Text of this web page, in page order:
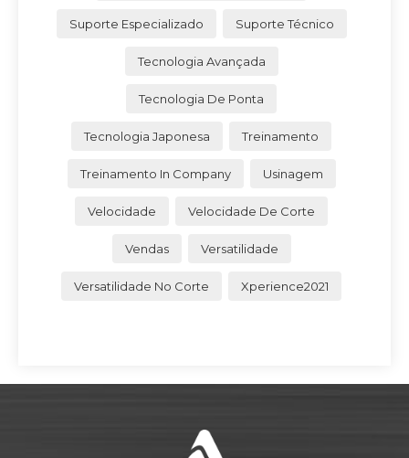
Suporte Especializado Suporte Técnico
Tecnologia Avançada
Tecnologia De Ponta
Tecnologia Japonesa Treinamento
Treinamento In Company Usinagem
Velocidade Velocidade De Corte
Vendas Versatilidade
Versatilidade No Corte Xperience2021